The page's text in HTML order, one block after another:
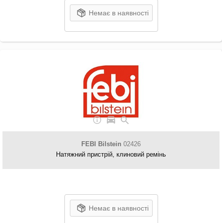
Немає в наявності
FEBI Bilstein 02426
Натяжний пристрій, клиновий ремінь
Немає в наявності